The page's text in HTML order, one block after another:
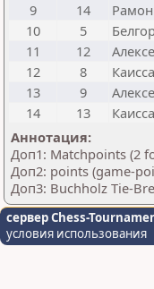
9
14
10
5
11
12
12
8
13
9
14
13
Аннотация:
Доп1: Matchpoints (2
Доп2: points (game-
Доп3: Buchholz Tie-
сервер Chess-
условия использования